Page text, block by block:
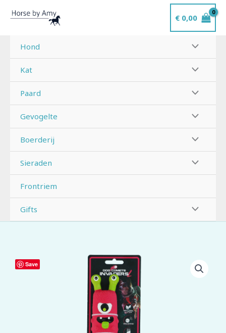
naar
inhoud
€0,00
Hond
Kat
Paard
Gevogelte
Boerderij
Sieraden
Frontriem
Gifts
Save
Dog
Comets